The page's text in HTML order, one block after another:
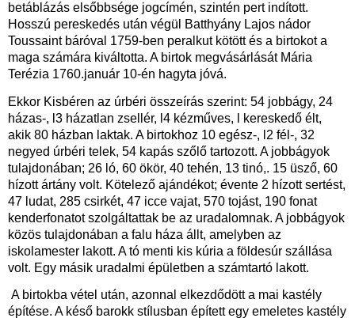
betáblázás elsőbbsége jogcímén, szintén pert indított.
Hosszú pereskedés után végül Batthyány Lajos nádor
Toussaint báróval 1759-ben peralkut kötött és a birtokot a
maga számára kiváltotta. A birtok megvásárlását Mária
Terézia 1760.január 10-én hagyta jóvá.
Ekkor Kisbéren az úrbéri összeírás szerint: 54 jobbágy, 24
házas-, l3 házatlan zsellér, l4 kézműves, l kereskedő élt,
akik 80 házban laktak. A birtokhoz 10 egész-, l2 fél-, 32
negyed úrbéri telek, 54 kapás szőlő tartozott. A jobbágyok
tulajdonában; 26 ló, 60 ökör, 40 tehén, 13 tinó,. 15 üsző, 60
hízott ártány volt. Kötelező ajándékot; évente 2 hízott sertést,
47 ludat, 285 csirkét, 47 icce vajat, 570 tojást, 190 fonat
kenderfonatot szolgáltattak be az uradalomnak. A jobbágyok
közös tulajdonában a falu háza állt, amelyben az
iskolamester lakott. A tó menti kis kúria a földesúr szállása
volt. Egy másik uradalmi épületben a számtartó lakott.
A birtokba vétel után, azonnal elkezdődött a mai kastély
építése. A késő barokk stílusban épített egy emeletes kastély